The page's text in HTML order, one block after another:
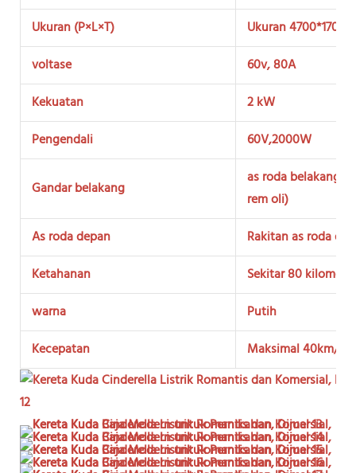
Ukuran (P×L×T)
Ukuran
voltase
60v, 80A
Kekuatan
2 kW
Pengendali
60V,2000W
Gandar belakang
as roda belakang
rem oli)
As roda depan
Rakitan as roda
Ketahanan
Sekitar 80 kilometer
warna
Putih
Kecepatan
Maksimal 40km/